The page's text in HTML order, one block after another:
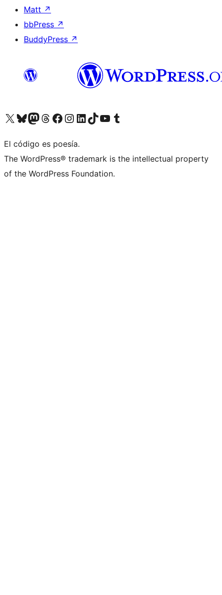
Matt ↗
bbPress ↗
BuddyPress ↗
Visita nuestra cuenta de X (anteriormente Twitter)
Visit our Bluesky account
Visit our Mastodon account
Visit our Threads account
Visita nuestra página de Facebook
Visita nuestra cuenta de Instagram
Visita nuestra cuenta de LinkedIn
Visit our TikTok account
Visita nuestro canal de YouTube
Visit our Tumblr account
El código es poesía.
The WordPress® trademark is the intellectual property
of the WordPress Foundation.